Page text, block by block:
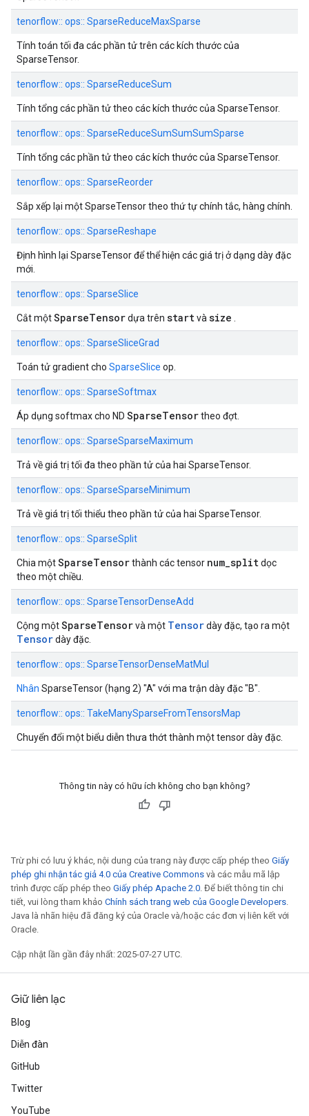
tenorflow:: ops:: SparseReduceMaxSparse
Tính toán tối đa các phần tử trên các kích thước của
SparseTensor.
tenorflow:: ops:: SparseReduceSum
Tính tổng các phần tử theo các kích thước của SparseTensor.
tenorflow:: ops:: SparseReduceSumSumSumSparse
Tính tổng các phần tử theo các kích thước của SparseTensor.
tenorflow:: ops:: SparseReorder
Sắp xếp lại một SparseTensor theo thứ tự chính tắc, hàng chính.
tenorflow:: ops:: SparseReshape
Định hình lại SparseTensor để thể hiện các giá trị ở dạng dày đặc
mới.
tenorflow:: ops:: SparseSlice
Cắt mộtSparseTensordựa trên startvà size
tenorflow:: ops:: SparseSliceGrad
Toán tử gradient cho SparseSlice op.
tenorflow:: ops:: SparseSoftmax
Áp dụng softmax cho ND SparseTensortheo đợt.
tenorflow:: ops:: SparseSparseMaximum
Trả về giá trị tối đa theo phần tử của hai SparseTensor.
tenorflow:: ops:: SparseSparseMinimum
Trả về giá trị tối thiểu theo phần tử của hai SparseTensor.
tenorflow:: ops:: SparseSplit
Chia mộtSparseTensorthành các tensor num_splitdọc
theo một chiều.
tenorflow:: ops:: SparseTensorDenseAdd
Cộng mộtSparseTensorvà một Tensordày đặc, tạo ra một
Tensordày đặc.
tenorflow:: ops:: SparseTensorDenseMatMul
Nhân SparseTensor (hạng 2) "A" với ma trận dày đặc "B".
tenorflow:: ops:: TakeManySparseFromTensorsMap
Chuyển đổi một biểu diễn thưa thớt thành một tensor dày đặc.
Thông tin này có hữu ích không cho bạn không?
Trừ phi có lưu ý khác, nội dung của trang này được cấp phép theo Giấy
phép ghi nhận tác giả 4.0 của Creative Commons và các mẫu mã lập
trình được cấp phép theo Giấy phép Apache 2.0. Để biết thông tin chi
tiết, vui lòng tham khảo Chính sách trang web của Google Developers.
Java là nhãn hiệu đã đăng ký của Oracle và/hoặc các đơn vị liên kết với
Oracle.
Cập nhật lần gần đây nhất: 2025-07-27 UTC.
Giữ liên lạc
Blog
Diễn đàn
GitHub
Twitter
YouTube